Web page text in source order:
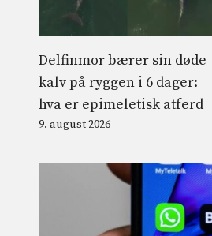
Delfinmor bærer sin døde
kalv på ryggen i 6 dager:
hva er epimeletisk atferd
9. august 2026